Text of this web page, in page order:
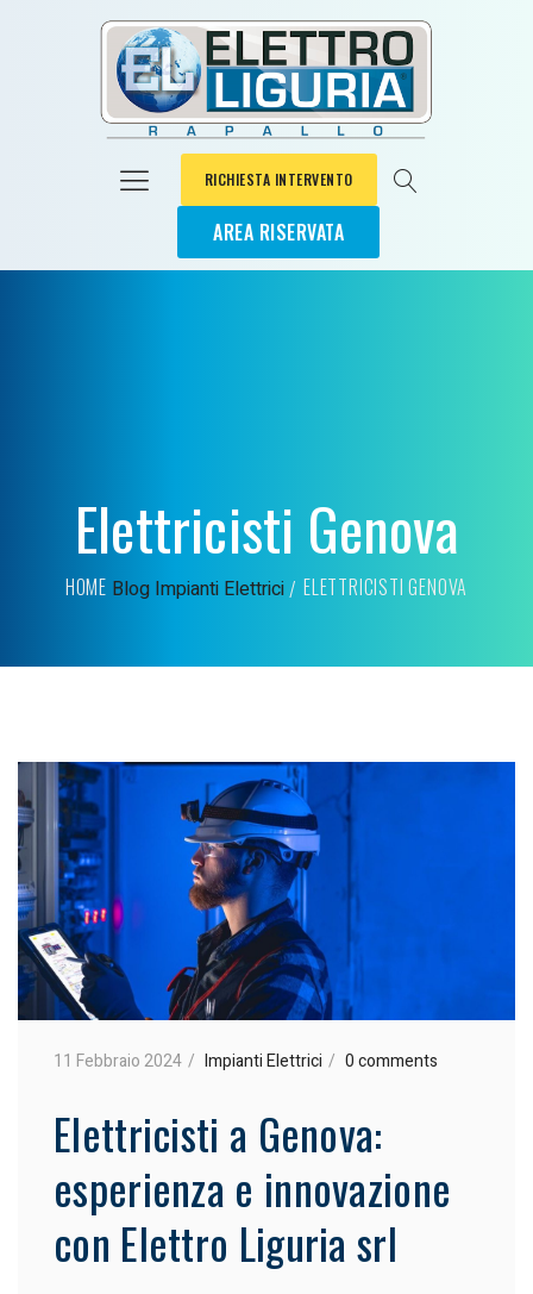
RICHIESTA INTERVENTO
AREA RISERVATA
Elettricisti Genova
HOME Blog Impianti Elettrici ELETTRICISTI GENOVA
11 Febbraio 2024 Impianti Elettrici 0 comments
Elettricisti a Genova:
esperienza e innovazione
con Elettro Liguria srl